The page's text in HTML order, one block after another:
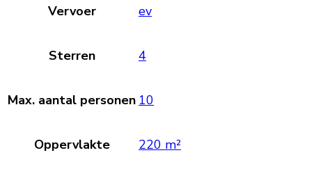
Vervoer ev
Sterren 4
Max. aantal personen 10
Oppervlakte 220 m²